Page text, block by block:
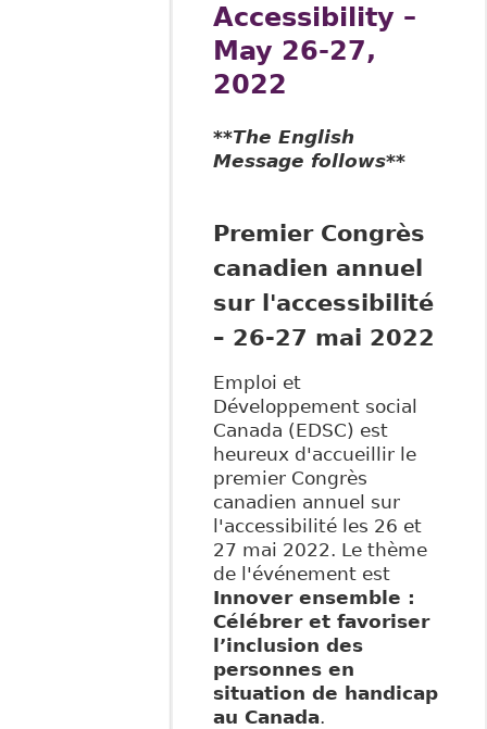
Accessibility –
May 26-27,
2022
**The English
Message follows**
Premier Congrès
canadien annuel
sur l'accessibilité
– 26-27 mai 2022
Emploi et
Développement social
Canada (EDSC) est
heureux d'accueillir le
premier Congrès
canadien annuel sur
l'accessibilité les 26 et
27 mai 2022. Le thème
de l'événement est
Innover ensemble :
Célébrer et favoriser
l’inclusion des
personnes en
situation de handicap
au Canada.